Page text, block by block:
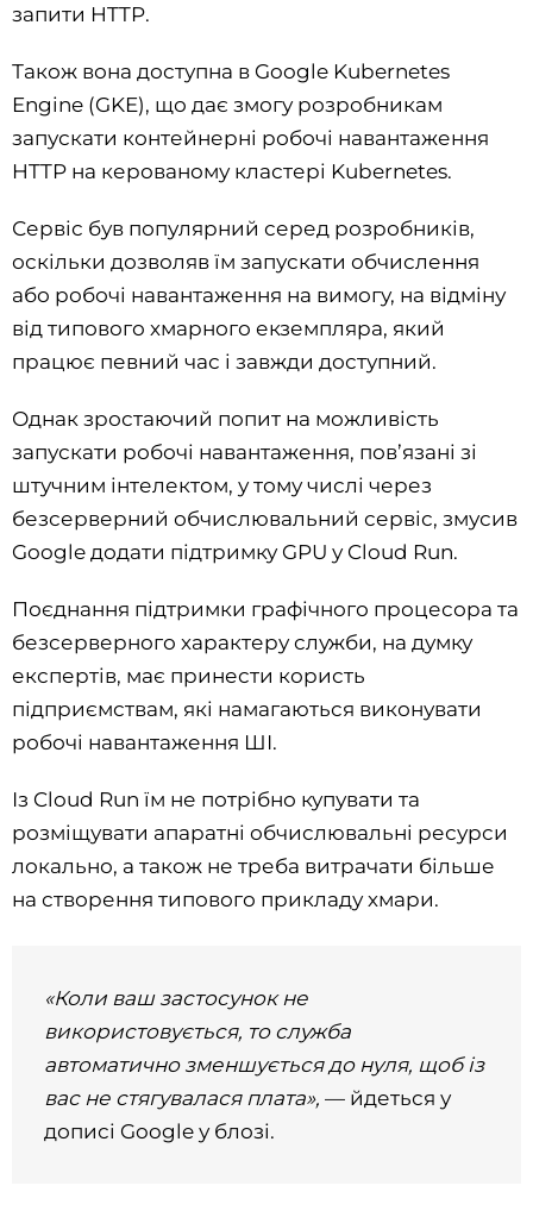
запити HTTP.
Також вона доступна в Google Kubernetes
Engine (GKE), що дає змогу розробникам
запускати контейнерні робочі навантаження
HTTP на керованому кластері Kubernetes.
Сервіс був популярний серед розробників,
оскільки дозволяв їм запускати обчислення
або робочі навантаження на вимогу, на відміну
від типового хмарного екземпляра, який
працює певний час і завжди доступний.
Однак зростаючий попит на можливість
запускати робочі навантаження, пов’язані зі
штучним інтелектом, у тому числі через
безсерверний обчислювальний сервіс, змусив
Google додати підтримку GPU у Cloud Run.
Поєднання підтримки графічного процесора та
безсерверного характеру служби, на думку
експертів, має принести користь
підприємствам, які намагаються виконувати
робочі навантаження ШІ.
Із Cloud Run їм не потрібно купувати та
розміщувати апаратні обчислювальні ресурси
локально, а також не треба витрачати більше
на створення типового прикладу хмари.
«Коли ваш застосунок не
використовується, то служба
автоматично зменшується до нуля, щоб із
вас не стягувалася плата»,— йдеться у
дописі Google у блозі.